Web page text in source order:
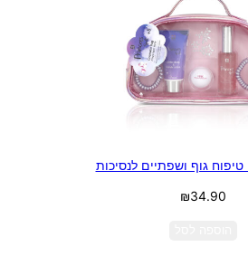
גוף ושפתיים לנסיכות
₪34.90